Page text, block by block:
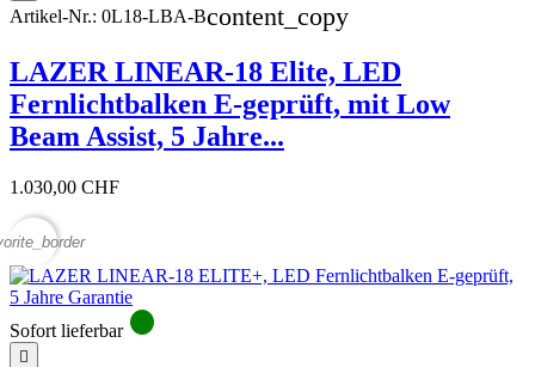
Artikel-Nr.: 0L18-LBA-Bcontent_copy
LAZER LINEAR-18 Elite, LED
Fernlichtbalken E-geprüft, mit Low
Beam Assist, 5 Jahre...
1.030,00 CHF
Sofort lieferbar circle
